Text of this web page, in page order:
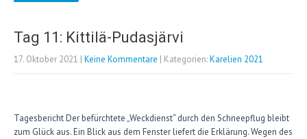
Tag 11: Kittilä-Pudasjärvi
17. Oktober 2021 | Keine Kommentare | Kategorien:Karelien 2021
Tagesbericht Der befürchtete „Weckdienst“ durch den Schneepflug bleibt
zum Glück aus. Ein Blick aus dem Fenster liefert die Erklärung. Wegen des